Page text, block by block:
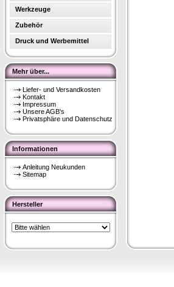
Werkzeuge
Zubehör
Druck und Werbemittel
Mehr über...
Liefer- und Versandkosten
Kontakt
Impressum
Unsere AGB's
Privatsphäre und Datenschutz
Informationen
Anleitung Neukunden
Sitemap
Hersteller